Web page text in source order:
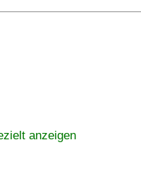
anzeigen